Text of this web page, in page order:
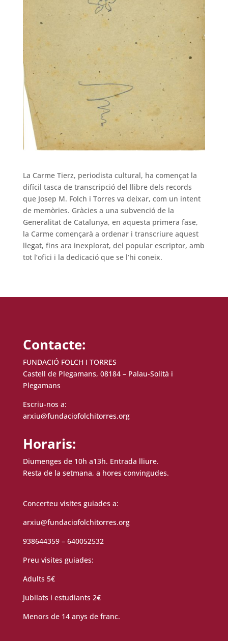
La Carme Tierz, periodista cultural, ha començat la
difícil tasca de transcripció del llibre dels records
que Josep M. Folch i Torres va deixar, com un intent
de memòries. Gràcies a una subvenció de la
Generalitat de Catalunya, en aquesta primera fase,
la Carme començarà a ordenar i transcriure aquest
llegat, fins ara inexplorat, del popular escriptor, amb
tot l’ofici i la dedicació que se l’hi coneix.
Contacte:
FUNDACIÓ FOLCH I TORRES
Castell de Plegamans, 08184 – Palau-Solità i
Plegamans
Escriu-nos a:
arxiu@fundaciofolchitorres.org
Horaris:
Diumenges de 10h a13h. Entrada lliure.
Resta de la setmana, a hores convingudes.
Concerteu visites guiades a:
arxiu@fundaciofolchitorres.org
938644359 – 640052532
Preu visites guiades:
Adults 5€
Jubilats i estudiants 2€
Menors de 14 anys de franc.